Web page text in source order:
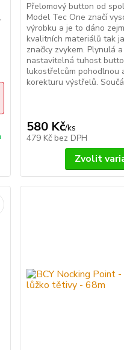
Přelomový button od
Model Tec One značí
výrobku a je to dáno
kvalitních materiálů tak
značky zvykem. Plynulá
nastavitelná tuhost
lukostřelcům pohodlnou
korekturu výstřelů.
580 Kč/ks
479 Kč bez DPH
Zvolit